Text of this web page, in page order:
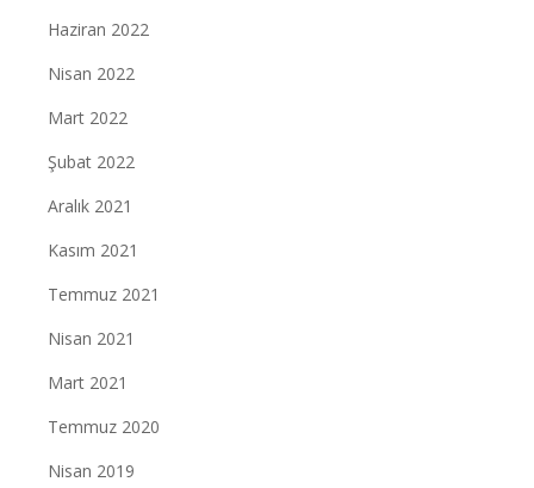
Haziran 2022
Nisan 2022
Mart 2022
Şubat 2022
Aralık 2021
Kasım 2021
Temmuz 2021
Nisan 2021
Mart 2021
Temmuz 2020
Nisan 2019